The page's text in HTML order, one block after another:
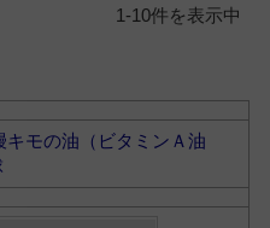
1-10件を表示中
キモの油（ビタミンＡ油